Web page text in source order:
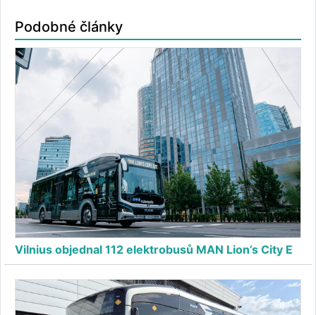
Podobné články
Vilnius objednal 112 elektrobusů MAN Lion’s City E